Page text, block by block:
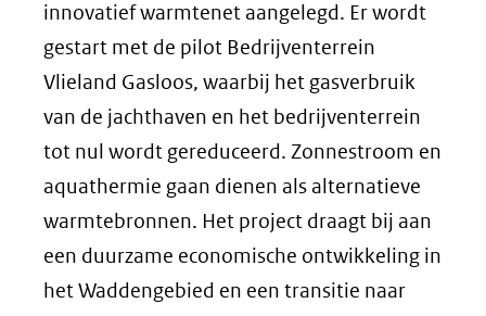
innovatief warmtenet aangelegd. Er wordt
gestart met de pilot Bedrijventerrein
Vlieland Gasloos, waarbij het gasverbruik
van de jachthaven en het bedrijventerrein
tot nul wordt gereduceerd. Zonnestroom en
aquathermie gaan dienen als alternatieve
warmtebronnen. Het project draagt bij aan
een duurzame economische ontwikkeling in
het Waddengebied en een transitie naar